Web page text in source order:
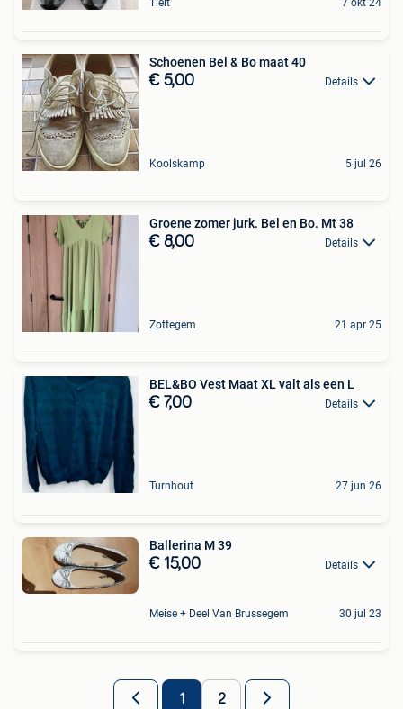
Schoenen Bel & Bo maat 40
€ 5,00 Details
Koolskamp 5 jul 26
Groene zomer jurk. Bel en Bo. Mt 38
€ 8,00 Details
Zottegem 21 apr 25
BEL&BO Vest Maat XL valt als een L
€ 7,00 Details
Turnhout 27 jun 26
Ballerina M 39
€ 15,00 Details
Meise + Deel Van Brussegem 30 jul 23
1 2